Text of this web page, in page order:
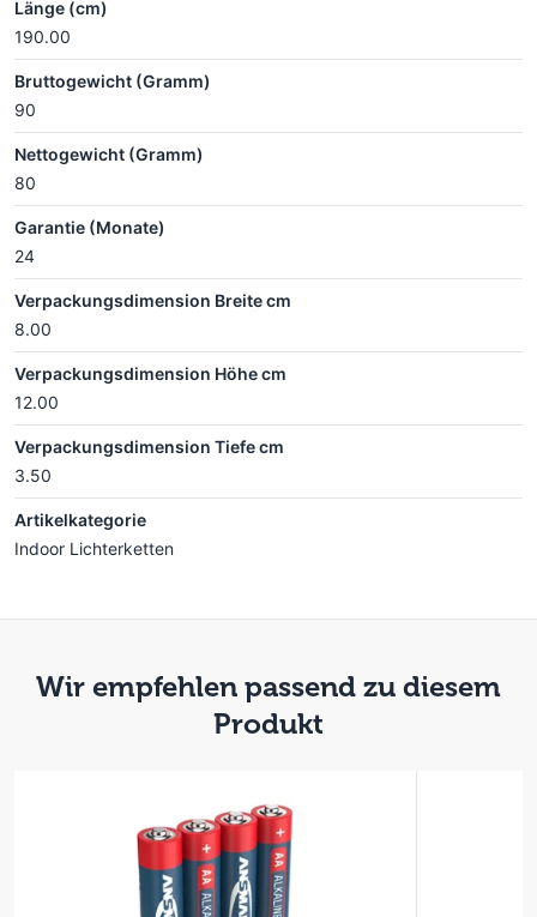
Länge (cm)
190.00
Bruttogewicht (Gramm)
90
Nettogewicht (Gramm)
80
Garantie (Monate)
24
Verpackungsdimension Breite cm
8.00
Verpackungsdimension Höhe cm
12.00
Verpackungsdimension Tiefe cm
3.50
Artikelkategorie
Indoor Lichterketten
Wir empfehlen passend zu diesem
Produkt